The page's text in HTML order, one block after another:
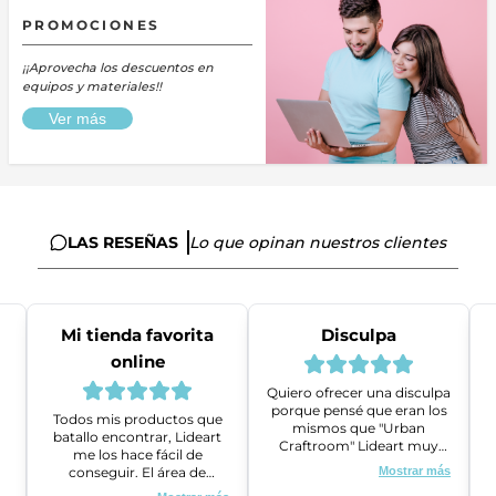
PROMOCIONES
¡¡Aprovecha los descuentos en
equipos y materiales!!
Ver más
LAS RESEÑAS Lo que opinan nuestros clientes
Mi tienda favorita
online
Todos mis productos que
batallo encontrar, Lideart
me los hace fácil de
conseguir. El área de
ventas es super amable y
Disculpa
Quiero ofrecer una disculpa
porque pensé que eran los
mismos que "Urban
Craftroom" Lideart muy
amables me ayudaron a
gestionar un problema que
Mostrar más